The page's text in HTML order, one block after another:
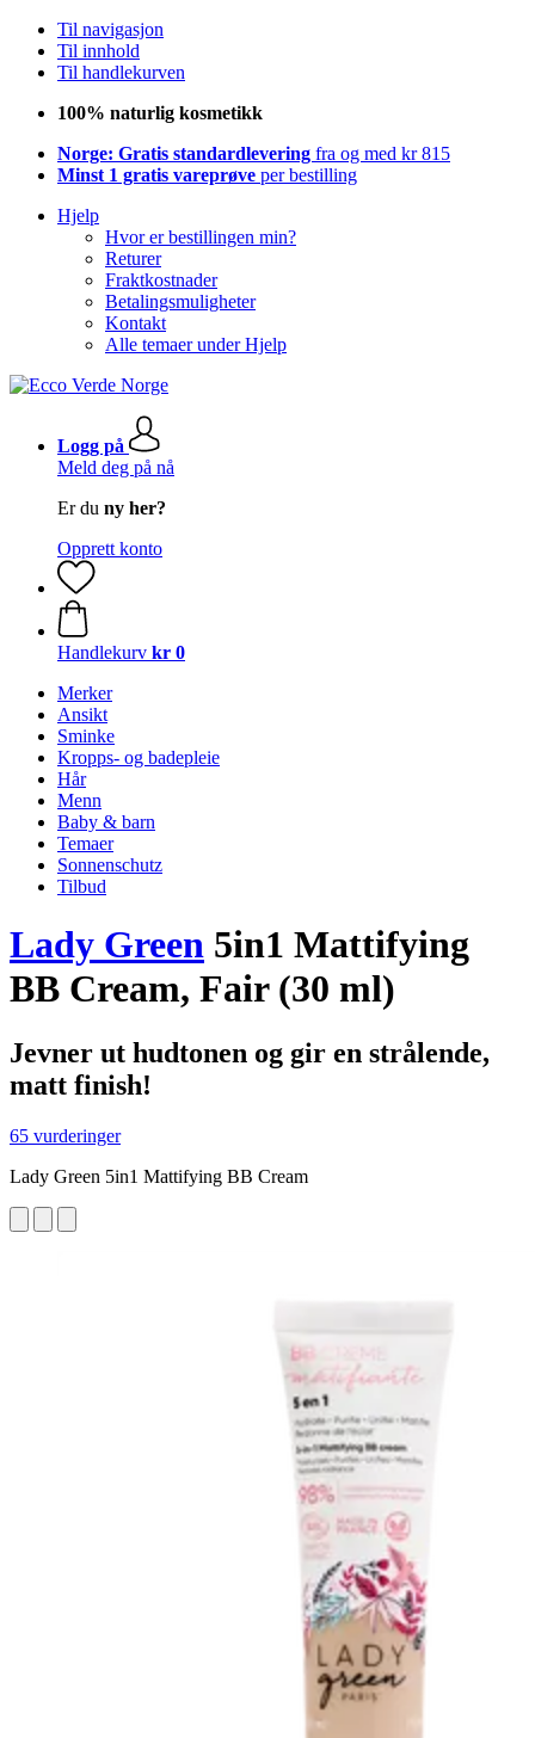
Til navigasjon
Til innhold
Til handlekurven
100% naturlig kosmetikk
Norge: Gratis standardlevering fra og med kr 815
Minst 1 gratis vareprøve per bestilling
Hjelp
Hvor er bestillingen min?
Returer
Fraktkostnader
Betalingsmuligheter
Kontakt
Alle temaer under Hjelp
Logg på
Meld deg på nå
Er du ny her?
Opprett konto
Handlekurv kr 0
Merker
Ansikt
Sminke
Kropps- og badepleie
Hår
Menn
Baby & barn
Temaer
Sonnenschutz
Tilbud
Lady Green 5in1 Mattifying
BB Cream, Fair (30 ml)
Jevner ut hudtonen og gir en strålende,
matt finish!
65 vurderinger
Lady Green 5in1 Mattifying BB Cream